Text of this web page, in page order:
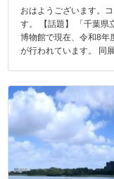
おはようございます。
す。 【話題】 「千葉県
博物館で現在、令和8年
が行われています。 同